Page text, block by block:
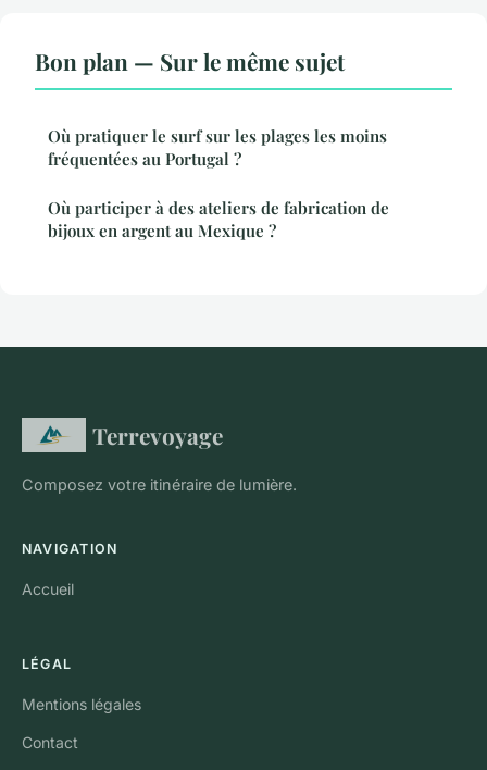
Bon plan — Sur le même sujet
Où pratiquer le surf sur les plages les moins
fréquentées au Portugal ?
Où participer à des ateliers de fabrication de
bijoux en argent au Mexique ?
Terrevoyage
Composez votre itinéraire de lumière.
NAVIGATION
Accueil
LÉGAL
Mentions légales
Contact